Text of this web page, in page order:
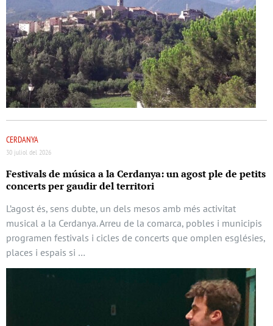
CERDANYA
30 juliol del 2026
Festivals de música a la Cerdanya: un agost ple de petits
concerts per gaudir del territori
L’agost és, sens dubte, un dels mesos amb més activitat
musical a la Cerdanya. Arreu de la comarca, pobles i municipis
programen festivals i cicles de concerts que omplen esglésies,
places i espais si …